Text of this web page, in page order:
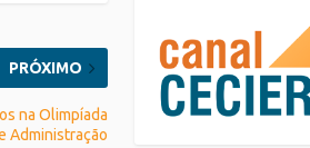
PRÓXIMO
na Olimpíada
Administração